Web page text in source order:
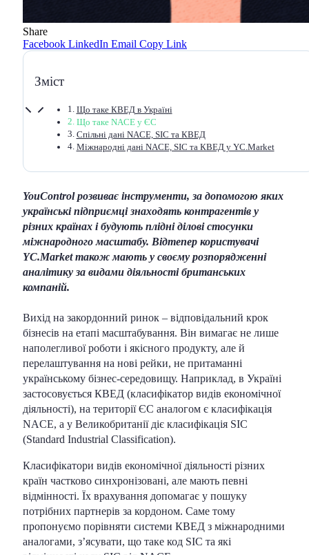
Share
Facebook LinkedIn Email Copy Link
Зміст
Що таке КВЕД в Україні
Що таке NACE у ЄС
Спільні дані NACE, SIC та КВЕД
Міжнародні дані NACE, SIC та КВЕД у YC.Market
YouControl розвиває інструменти, за допомогою яких
українські підприємці знаходять контрагентів у
різних країнах і будують плідні ділові стосунки
міжнародного масштабу. Відтепер користувачі
YC.Market також мають у своєму розпорядженні
аналітику за видами діяльності британських
компаній.
Вихід на закордонний ринок – відповідальний крок
бізнесів на етапі масштабування. Він вимагає не лише
наполегливої роботи і якісного продукту, але й
перелаштування на нові рейки, не притаманні
українському бізнес-середовищу. Наприклад, в Україні
застосовується КВЕД (класифікатор видів економічної
діяльності), на території ЄС аналогом є класифікація
NACE, а у Великобританії діє класифікація SIC
(Standard Industrial Classification).
Класифікатори видів економічної діяльності різних
країн частково синхронізовані, але мають певні
відмінності. Їх врахування допомагає у пошуку
потрібних партнерів за кордоном. Саме тому
пропонуємо порівняти системи КВЕД з міжнародними
аналогами, з’ясувати, ​​що таке код SIC та які